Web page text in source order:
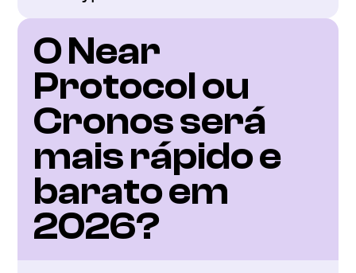
O Near
Protocol ou
Cronos será
mais rápido e
barato em
2026?